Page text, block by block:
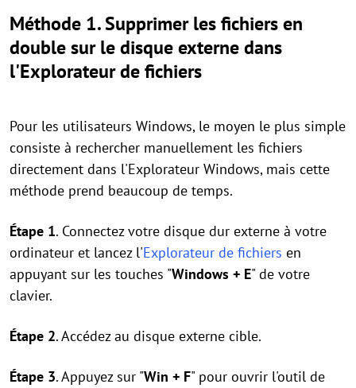
Méthode 1. Supprimer les fichiers en
double sur le disque externe dans
l'Explorateur de fichiers
Pour les utilisateurs Windows, le moyen le plus simple
consiste à rechercher manuellement les fichiers
directement dans l'Explorateur Windows, mais cette
méthode prend beaucoup de temps.
Étape 1. Connectez votre disque dur externe à votre
ordinateur et lancez l'Explorateur de fichiers en
appuyant sur les touches "Windows + E" de votre
clavier.
Étape 2. Accédez au disque externe cible.
Étape 3. Appuyez sur "Win + F" pour ouvrir l'outil de